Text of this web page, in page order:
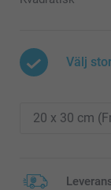
Välj